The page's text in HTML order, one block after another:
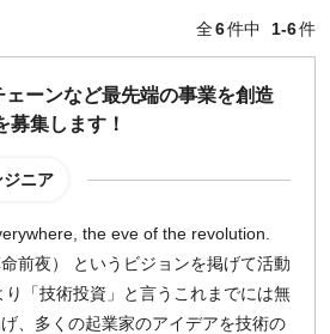
全6件中 1-6件
ーンなど最先端の事業を創造
募集します！
ニア
the eve of the revolution.
命前夜） というビジョンを掲げて活動
り「技術投資」と言うこれまでには無
、多くの起業家のアイデアを技術の